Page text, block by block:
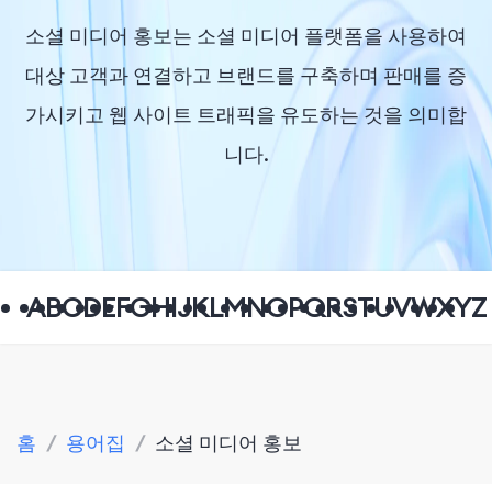
회사
소셜 미디어 홍보는 소셜 미디어 플랫폼을 사용하여
대상 고객과 연결하고 브랜드를 구축하며 판매를 증
가시키고 웹 사이트 트래픽을 유도하는 것을 의미합
니다.
ABCDEFGHIJKLMNOPQRSTUVWXYZ
홈 / 용어집 / 소셜 미디어 홍보